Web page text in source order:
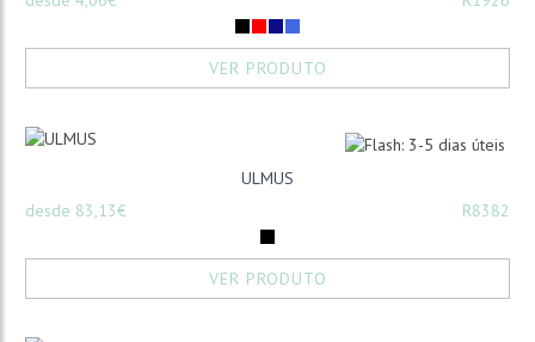
VER PRODUTO
ULMUS
desde 83,13€
R8382
VER PRODUTO